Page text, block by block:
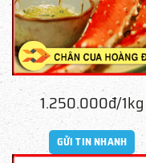
1.250.000đ/1kg
GỬI TIN NHANH